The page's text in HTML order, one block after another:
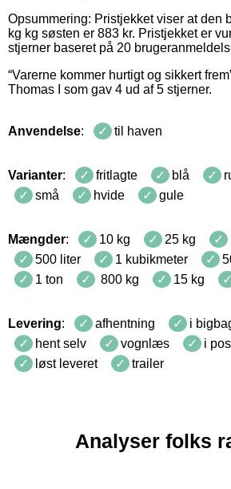
Opsummering: Pristjekket viser at den
kg kg søsten er 883 kr. Pristjekket er
stjerner baseret på 20
“Varerne kommer hurtigt og sikkert frem
Thomas I
som gav 4 ud af5 stjerner.
Anvendelse: til haven
Varianter: fritlagte blå
små
hvide gule
Mængder: 10 kg 25 kg
500 liter
1 kubikmeter
1 ton
800 kg 15 kg
Levering: afhentning i
hent selv
vognlæs i
løst leveret
trailer
Analyser folks